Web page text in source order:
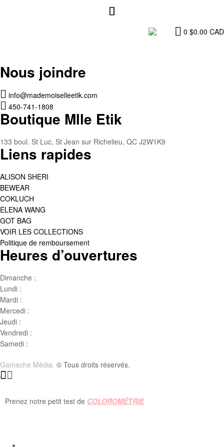
0 $0.00 CAD
Nous joindre
info@mademoiselleetik.com
450-741-1808
Boutique Mlle Etik
133 boul. St Luc, St Jean sur Richelieu, QC J2W1K9
Liens rapides
ALISON SHERI
BEWEAR
COKLUCH
ELENA WANG
GOT BAG
VOIR LES COLLECTIONS
Politique de remboursement
Heures d’ouvertures
Dimanche :
Lundi :
Mardi :
Mercedi :
Jeudi :
Vendredi :
Samedi :
Gamache Média. © Tous droits réservés.
Prenez notre petit test de COLOROMÉTRIE